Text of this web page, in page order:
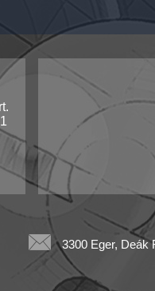
3300 Eger, Deák